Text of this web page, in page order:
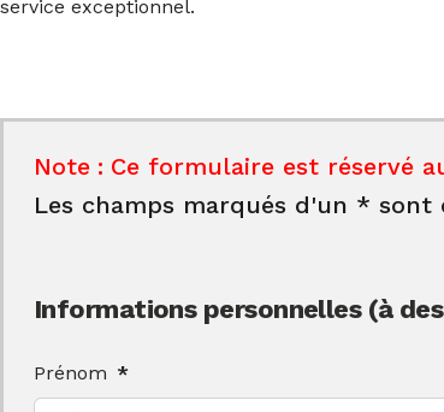
service exceptionnel.
Note : Ce formulaire est réservé
Les champs marqués d'un * sont
Informations personnelles (à
Prénom *